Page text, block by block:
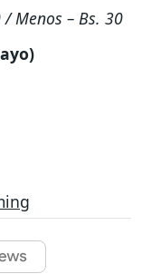
/ Menos – Bs. 30